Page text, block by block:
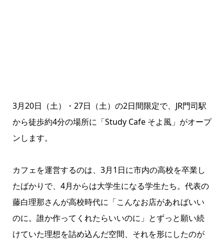
3月20日（土）・27日（土）の2日間限定で、JR門司駅
から徒歩約4分の場所に「Study Cafe そよ風」がオープ
ンします。
カフェを運営するのは、3月1日に市内の高校を卒業し
たばかりで、4月からは大学生になる学生たち。代表の
藤白理那さんが高校時代に「こんなお店があればいい
のに。誰か作ってくれたらいいのに」とずっと願い続
けていた理想を詰め込んだ空間、それを形にしたのが